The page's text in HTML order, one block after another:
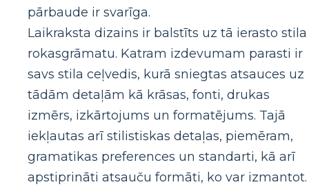
pārbaude ir svarīga.
Laikraksta dizains ir balstīts uz tā ierasto stila
rokasgrāmatu. Katram izdevumam parasti ir
savs stila ceļvedis, kurā sniegtas atsauces uz
tādām detaļām kā krāsas, fonti, drukas
izmērs, izkārtojums un formatējums. Tajā
iekļautas arī stilistiskas detaļas, piemēram,
gramatikas preferences un standarti, kā arī
apstiprināti atsauču formāti, ko var izmantot.